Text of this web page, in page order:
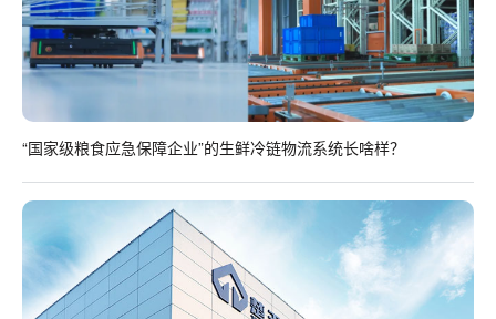
“国家级粮食应急保障企业”的生鲜冷链物流系统长啥样？